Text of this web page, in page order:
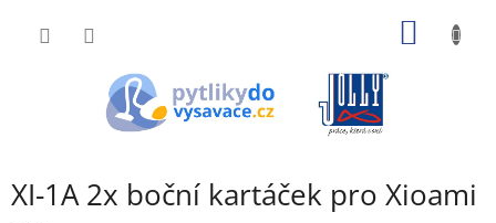
XI-1A 2x boční kartáček pro Xioami